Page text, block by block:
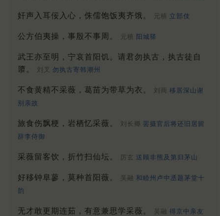
奸声入耳佞入心，侏儒饱饭夷齐饿。 元稹 立部伎
公方伯夷操，事殷不事周。 元稹 阳城驿
武王亦至明，宁哀首阳饥。请君勿执古，执古徒自
隳。
刘叉 勿执古寄韩潮州
不食黄精不采薇，葛苗为带草为衣。 刘商 移居深山谢
别亲故
旅食伤飘梗，岩栖忆采薇。 刘长卿 罢摄官后将还旧居留
辞李侍御
采薇留客饮，折竹扫仙坛。 厉玄 送顾非熊及第归茅山
好移钟阜蓼，莫种首阳薇。 吴融 和睦州卢中丞题茅堂十
韵
无才敢更期连茹，有意兼思学采薇。 吴融 得京中亲友